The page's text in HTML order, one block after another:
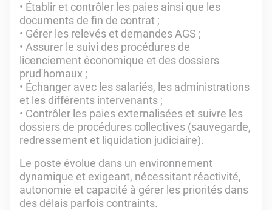
• Établir et contrôler les paies ainsi que les
documents de fin de contrat ;
• Gérer les relevés et demandes AGS ;
• Assurer le suivi des procédures de
licenciement économique et des dossiers
prud'homaux ;
• Échanger avec les salariés, les administrations
et les différents intervenants ;
• Contrôler les paies externalisées et suivre les
dossiers de procédures collectives (sauvegarde,
redressement et liquidation judiciaire).
Le poste évolue dans un environnement
dynamique et exigeant, nécessitant réactivité,
autonomie et capacité à gérer les priorités dans
des délais parfois contraints.